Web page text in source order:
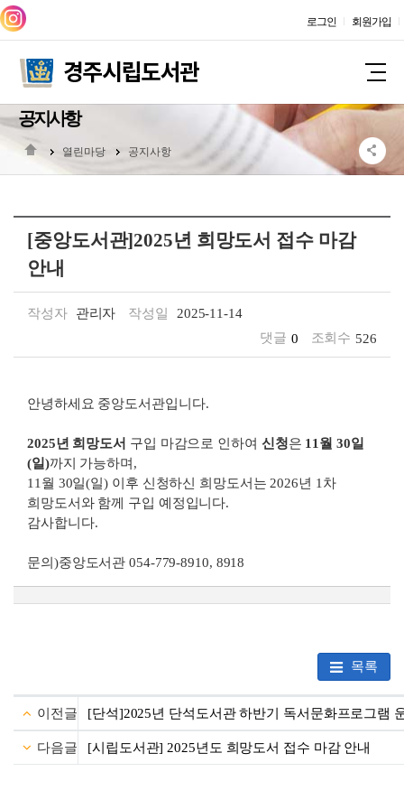
로그인 회원가입
공지사항
열린마당 공지사항
[중앙도서관]2025년 희망도서 접수 마감
안내
작성자 관리자 작성일
2025-11-14
댓글 0 조회수 526
안녕하세요 중앙도서관입니다.
2025년 희망도서 구입 마감으로 인하여 신청은 11월 30일
(일)까지 가능하며,
11월 30일(일) 이후 신청하신 희망도서는 2026년 1차
희망도서와 함께 구입 예정입니다.
감사합니다.
문의)중앙도서관 054-779-8910, 8918
목록
이전글 [단석]2025년 단석도서관 하반기 독서문화프로그램
다음글 [시립도서관] 2025년도 희망도서 접수 마감 안내